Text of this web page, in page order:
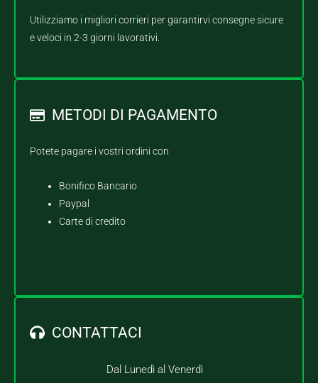
Utilizziamo i migliori corrieri per garantirvi consegne sicure
e veloci in 2-3 giorni lavorativi.
METODI DI PAGAMENTO
Potete pagare i vostri ordini con
Bonifico Bancario
Paypal
Carte di credito
CONTATTACI
Dal Lunedì al Venerdì